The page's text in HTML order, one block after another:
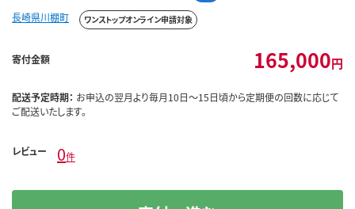
長崎県川棚町 ワンストップオンライン申請対象
寄付金額 165,000円
配送予定時期： お申込の翌月より毎月10日～15日頃から定期便の回数に応じて
ご配送いたします。
レビュー 0件